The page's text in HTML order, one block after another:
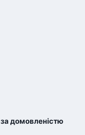
за домовленістю